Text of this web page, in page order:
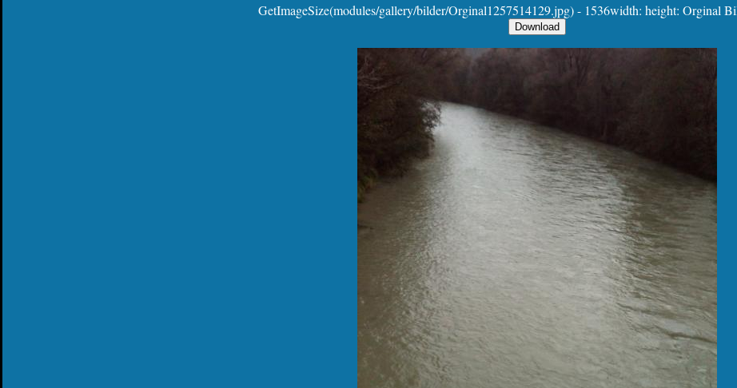
GetImageSize(modules/gallery/bilder/Orginal1257514129.jpg) - 1536width: height: Orginal